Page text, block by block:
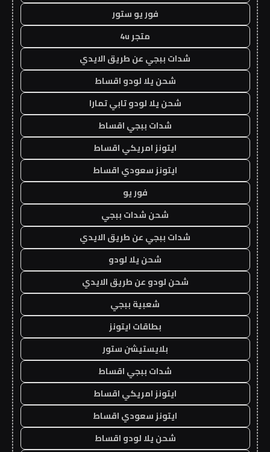
فور يو ستور
متجر 4u
شدات ببجي عن طريق الايدي
شحن يلا لودو اقساط
شحن يلا لودو تابي تمارا
شدات ببجي اقساط
ايتونز امريكي اقساط
ايتونز سعودي اقساط
فور يو
شحن شدات ببجي
شدات ببجي عن طريق الايدي
شحن يلا لودو
شحن لودو عن طريق الايدي
شعبية ببجي
بطاقات ايتونز
بلايستيشن ستور
شدات ببجي اقساط
ايتونز امريكي اقساط
ايتونز سعودي اقساط
شحن يلا لودو اقساط